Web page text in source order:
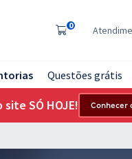
0
Questões grátis
SÓ HOJE! Conhecer